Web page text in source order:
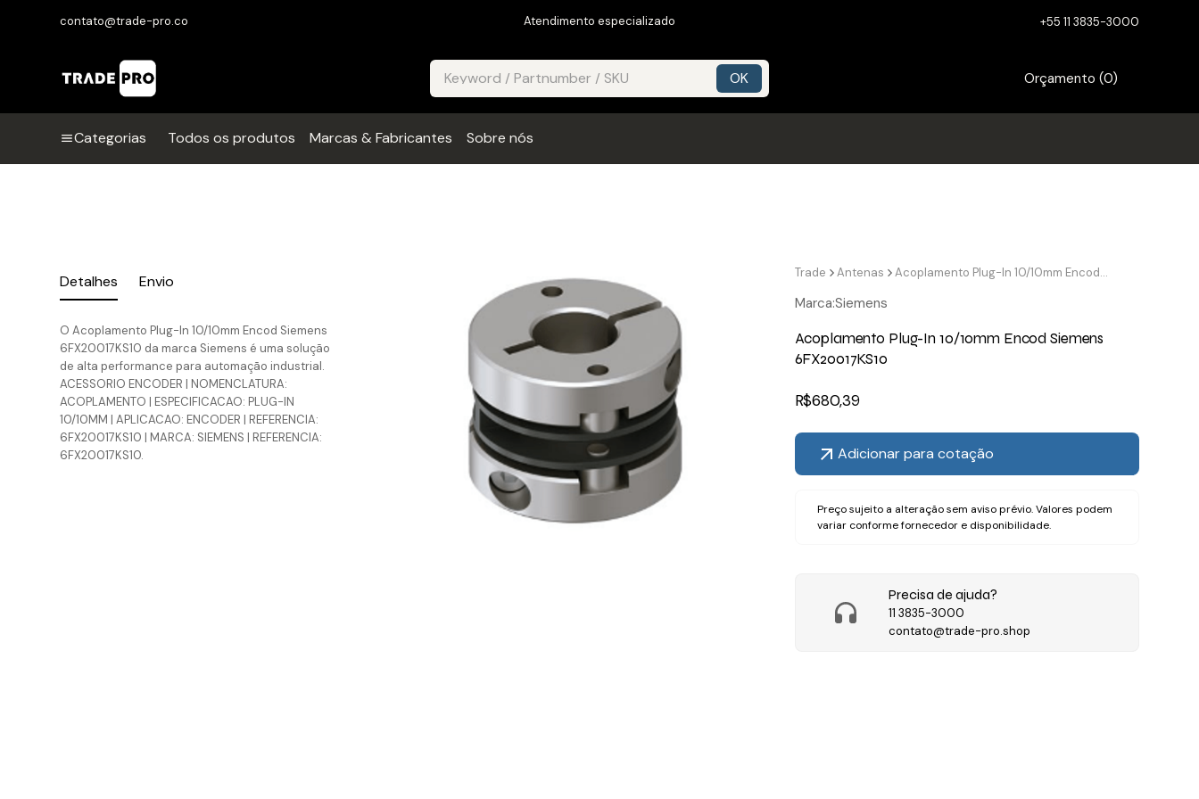
contato@trade-pro.co Atendimento especializado +55 11 3835-3000
Orçamento (0)
Categorias Todos os produtos Marcas & Fabricantes Sobre nós
Detalhes Envio
O Acoplamento Plug-In 10/10mm Encod Siemens
6FX20017KS10 da marca Siemens é uma solução
de alta performance para automação industrial.
ACESSORIO ENCODER | NOMENCLATURA:
ACOPLAMENTO | ESPECIFICACAO: PLUG-IN
10/10MM | APLICACAO: ENCODER | REFERENCIA:
6FX20017KS10 | MARCA: SIEMENS | REFERENCIA:
6FX20017KS10.
Trade Antenas Acoplamento Plug-In 10/10mm Encod Siemens 6FX20017KS10
Marca:Siemens
Acoplamento Plug-In 10/10mm Encod Siemens
6FX20017KS10
R$680,39
Adicionar para cotação
Preço sujeito a alteração sem aviso prévio. Valores podem
variar conforme fornecedor e disponibilidade.
Precisa de ajuda?
11 3835-3000
contato@trade-pro.shop